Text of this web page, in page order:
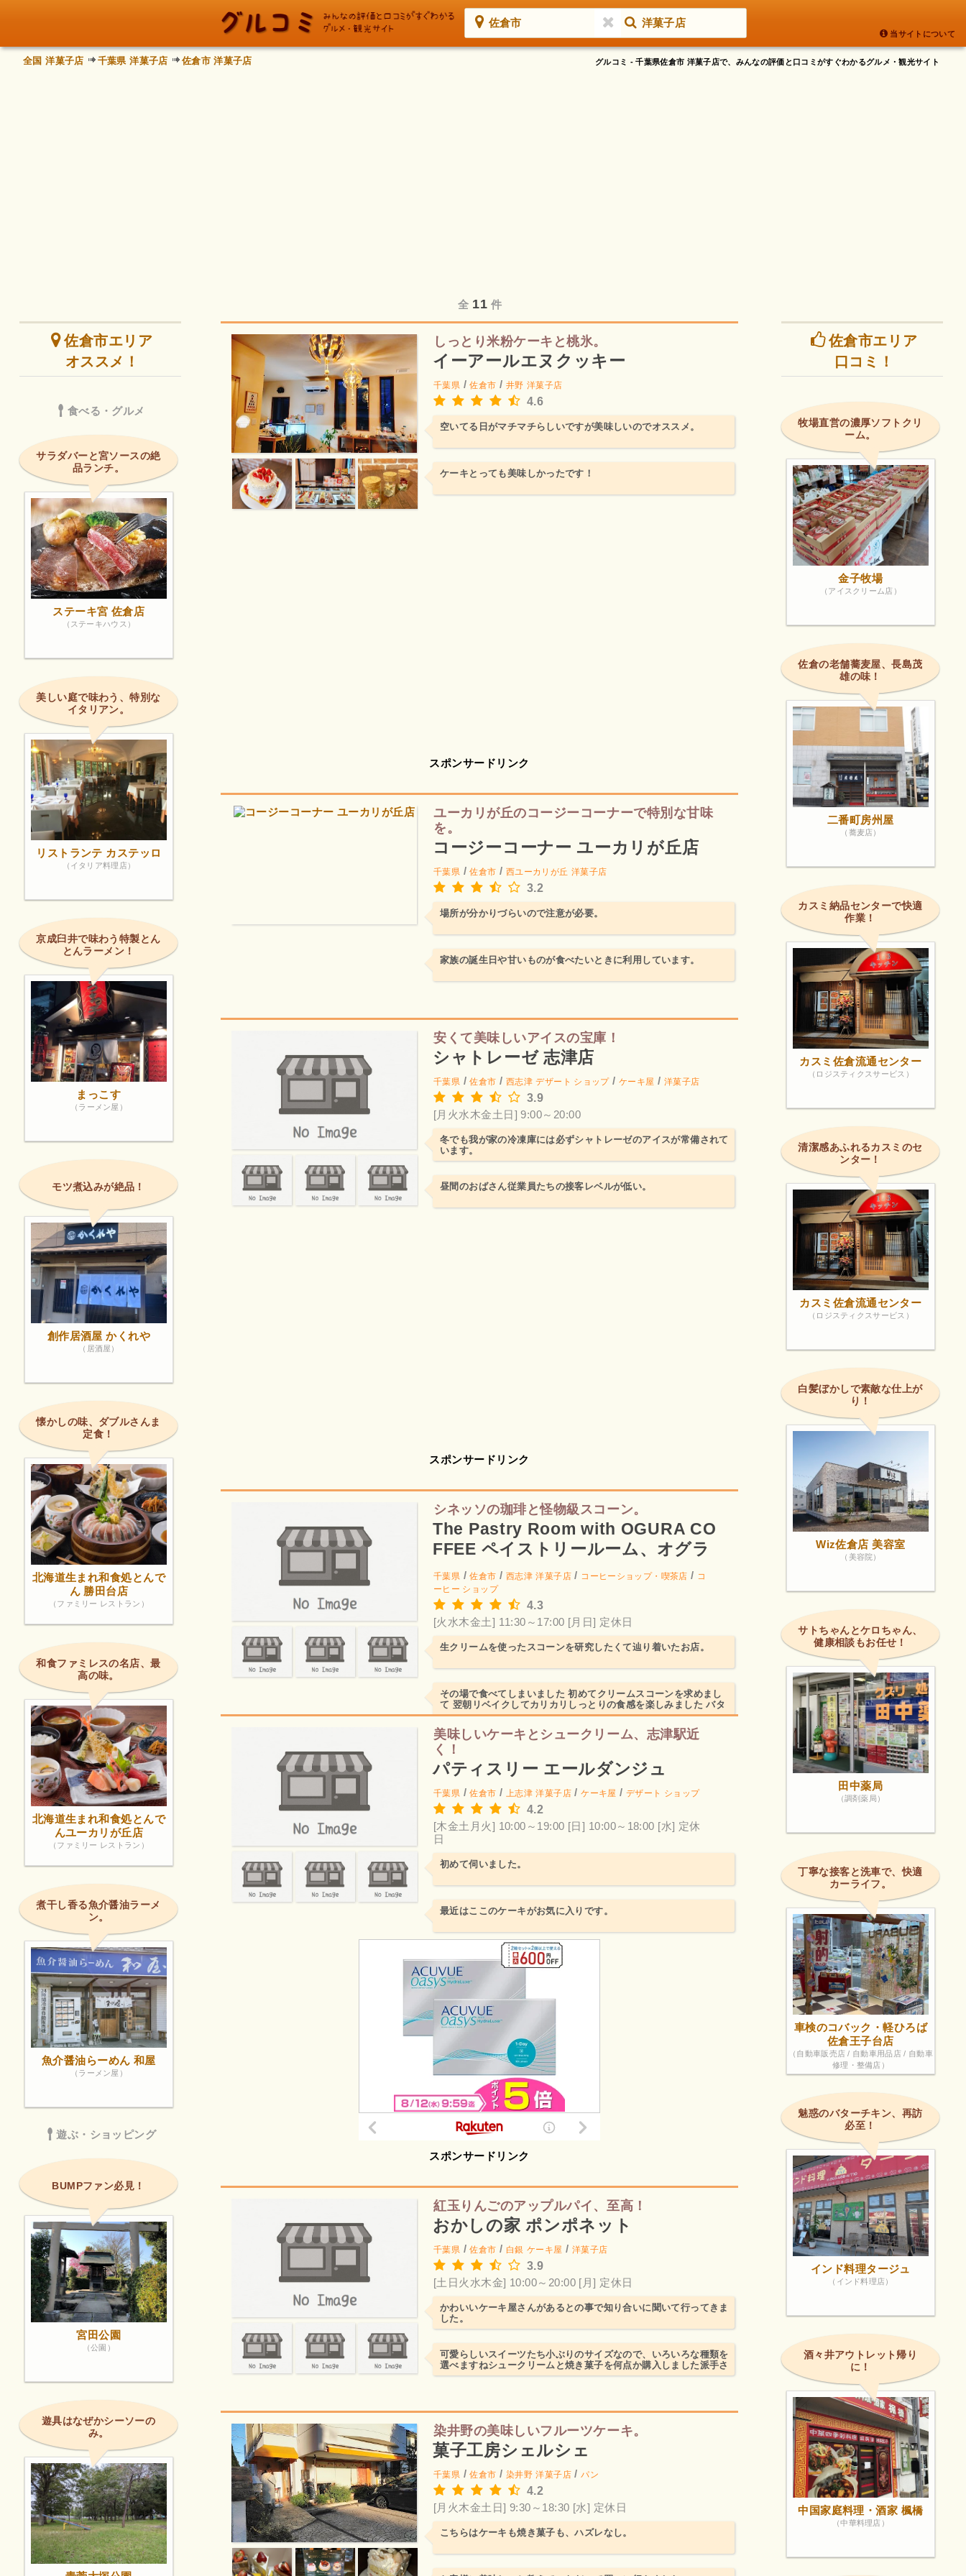
佐倉市 洋菓子店
当サイトについて
グルコミ - 千葉県佐倉市 洋菓子店で、みんなの評価と口コミがすぐわかるグルメ・観光サイト
全国 洋菓子店 千葉県 洋菓子店 佐倉市 洋菓子店
全 11 件
しっとり米粉ケーキと桃氷。
イーアールエヌクッキー
千葉県 /佐倉市 / 井野 洋菓子店
4.6
空いてる日がマチマチらしいですが美味しいのでオススメ。
ケーキとっても美味しかったです！
スポンサードリンク
ユーカリが丘のコージーコーナーで特別な甘味
を。
コージーコーナー ユーカリが丘店
千葉県 /佐倉市 / 西ユーカリが丘 洋菓子店
3.2
場所が分かりづらいので注意が必要。
家族の誕生日や甘いものが食べたいときに利用しています。
安くて美味しいアイスの宝庫！
シャトレーゼ 志津店
千葉県 /佐倉市 / 西志津 デザート ショップ/ケーキ屋 / 洋菓子店
3.9
[月火水木金土日] 9:00～20:00
冬でも我が家の冷凍庫には必ずシャトレーゼのアイスが常備されて
います。
昼間のおばさん従業員たちの接客レベルが低い。
スポンサードリンク
シネッソの珈琲と怪物級スコーン。
The Pastry Room with OGURA CO
FFEE ペイストリールーム、オグラ
コーヒー
千葉県 /佐倉市 / 西志津 洋菓子店/ コーヒーショップ・喫茶店 / コ
ーヒー ショップ
4.3
[火水木金土] 11:30～17:00 [月日] 定休日
生クリームを使ったスコーンを研究したくて辿り着いたお店。
その場で食べてしまいました 初めてクリームスコーンを求めまし
て 翌朝リベイクしてカリカリしっとりの食感を楽しみました バタ
ーの風味が最高です...
美味しいケーキとシュークリーム、志津駅近
く！
パティスリー エールダンジュ
千葉県 /佐倉市 / 上志津 洋菓子店/ケーキ屋 /デザート ショップ
4.2
[木金土月火] 10:00～19:00 [日] 10:00～18:00 [水] 定休
日
初めて伺いました。
最近はここのケーキがお気に入りです。
スポンサードリンク
紅玉りんごのアップルパイ、至高！
おかしの家 ポンポネット
千葉県 /佐倉市 / 白銀 ケーキ屋 / 洋菓子店
3.9
[土日火水木金] 10:00～20:00 [月] 定休日
かわいいケーキ屋さんがあるとの事で知り合いに聞いて行ってきま
した。
可愛らしいスイーツたち小ぶりのサイズなので、いろいろな種類を
選べますねシュークリームと焼き菓子を何点か購入しました派手さ
はありませんが、美味...
染井野の美味しいフルーツケーキ。
菓子工房シェルシェ
千葉県 /佐倉市 / 染井野 洋菓子店/パン
4.2
[月火木金土日] 9:30～18:30 [水] 定休日
こちらはケーキも焼き菓子も、ハズレなし。
佐倉市エリア
オススメ！
食べる・グルメ
サラダバーと宮ソースの絶
品ランチ。
ステーキ宮 佐倉店
（ステーキハウス）
美しい庭で味わう、特別な
イタリアン。
リストランテ カステッロ
（イタリア料理店）
京成臼井で味わう特製とん
とんラーメン！
まっこす
（ラーメン屋）
モツ煮込みが絶品！
創作居酒屋 かくれや
（居酒屋）
懐かしの味、ダブルさんま
定食！
北海道生まれ和食処とんで
ん 勝田台店
（ファミリー レストラン）
和食ファミレスの名店、最
高の味。
北海道生まれ和食処とんで
んユーカリが丘店
（ファミリー レストラン）
煮干し香る魚介醤油ラーメ
ン。
魚介醤油らーめん 和屋
（ラーメン屋）
遊ぶ・ショッピング
BUMPファン必見！
宮田公園
（公園）
遊具はなぜかシーソーの
み。
佐倉市エリア
口コミ！
牧場直営の濃厚ソフトクリ
ーム。
金子牧場
（アイスクリーム店）
佐倉の老舗蕎麦屋、長島茂
雄の味！
二番町房州屋
（蕎麦店）
カスミ納品センターで快適
作業！
カスミ佐倉流通センター
（ロジスティクスサービス）
清潔感あふれるカスミのセ
ンター！
カスミ佐倉流通センター
（ロジスティクスサービス）
白髪ぼかしで素敵な仕上が
り！
Wiz佐倉店 美容室
（美容院）
サトちゃんとケロちゃん、
健康相談もお任せ！
田中薬局
（調剤薬局）
丁寧な接客と洗車で、快適
カーライフ。
車検のコバック・軽ひろば
佐倉王子台店
（自動車販売店 / 自動車用品店 / 自動車
修理・整備店）
魅惑のバターチキン、再訪
必至！
インド料理タージュ
（インド料理店）
酒々井アウトレット帰り
に！
中国家庭料理・酒家 楓橋
（中華料理店）